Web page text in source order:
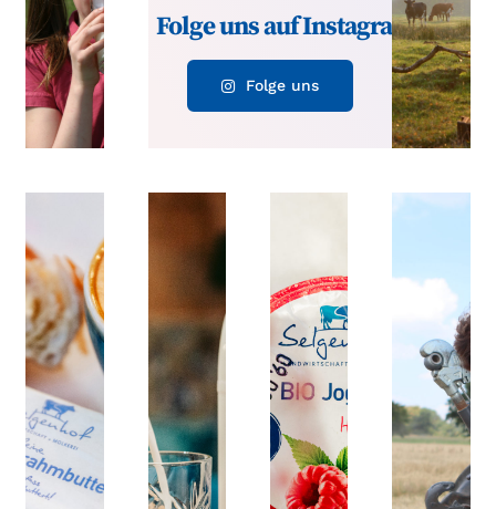
Folge uns